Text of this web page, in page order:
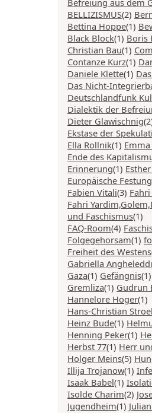
BELLIZISMUS(2)
Bettina Hoppe(1)
Black Block(1) Boris
Christian Bau(1)
Contanze Kurz(1)
Daniele Klette(1)
Das Nicht-
Deutschlandfunk
Dialektik der
Dieter Glawischnig
Ekstase der
Ella Rollnik(1)
Ende des
Erinnerung(1)
Europäische Festung
Fabien Vitali(3)
Fahri
und Faschismus(1)
FAQ-Room(4)
Folgegehorsam(1)
Freiheit des Westens
Gabriella
Gaza(1) Gefängnis(1)
Gremliza(1) Gudrun
Hannelore Hoger(1)
Hans-Christian
Heinz Bude(1)
Henning Peker(1)
Herbst 77(1) Herr
Holger Meins(5)
Illija Trojanow(1)
Isaak Babel(1)
Isolde Charim(2)
Jugendheim(1)